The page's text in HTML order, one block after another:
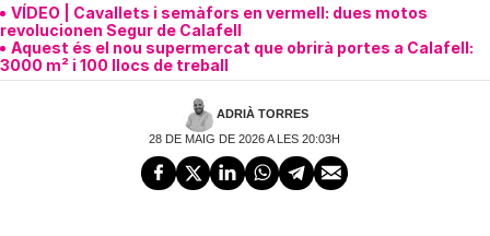
VÍDEO | Cavallets i semàfors en vermell: dues motos
revolucionen Segur de Calafell
Aquest és el nou supermercat que obrirà portes a Calafell:
3000 m² i 100 llocs de treball
ADRIÀ TORRES
28 DE MAIG DE 2026 A LES 20:03H